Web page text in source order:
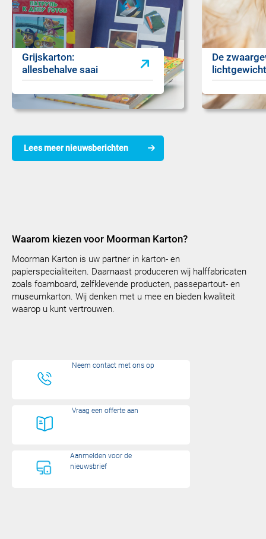
Grijskarton:
allesbehalve saai
De
Lees meer nieuwsberichten
Waarom kiezen voor Moorman Karton?
Moorman Karton is uw partner in karton- en
papierspecialiteiten. Daarnaast produceren wij halffabricaten
zoals foamboard, zelfklevende producten, passepartout- en
museumkarton. Wij denken met u mee en bieden kwaliteit
waarop u kunt vertrouwen.
Neem contact met ons op
Vraag een offerte aan
Aanmelden voor de
nieuwsbrief